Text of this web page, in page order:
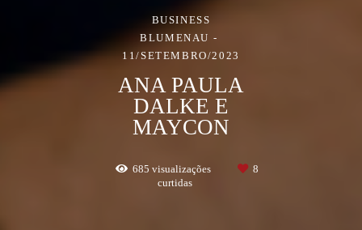
BUSINESS
BLUMENAU
11/SETEMBRO/2023
ANA PAULA
DALKE E
MAYCON
685 visualizações
8
curtidas